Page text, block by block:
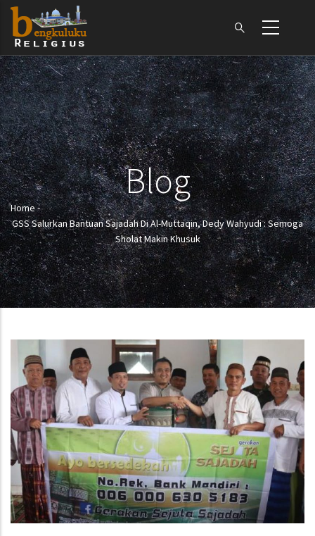
Skip
main
content
Blog
Breadcrumb
Home-
GSS Salurkan Bantuan Sajadah Di Al-Muttaqin, Dedy Wahyudi : Semoga
Sholat Makin Khusuk